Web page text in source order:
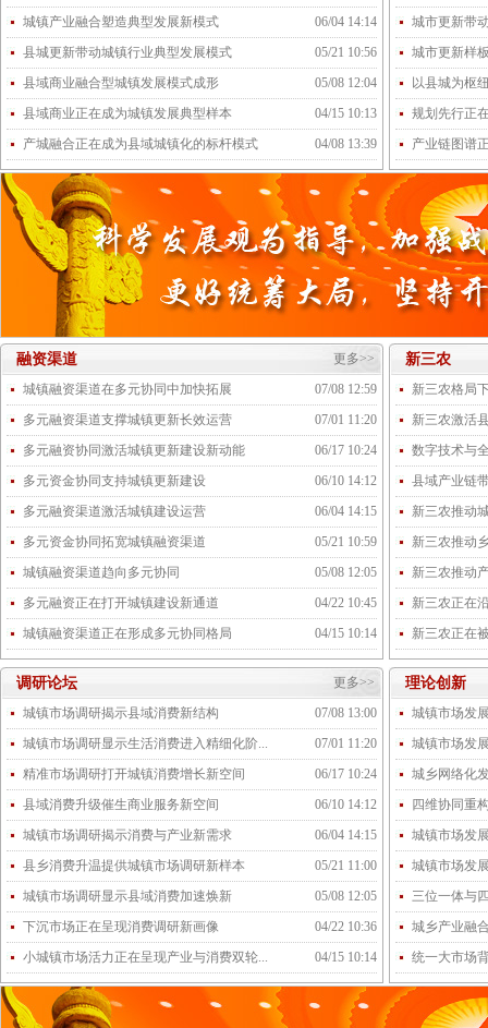
城镇产业融合塑造典型发展新模式
06/04 14:14
县城更新带动城镇行业典型发展模式
05/21 10:56
县域商业融合型城镇发展模式成形
05/08 12:04
县域商业正在成为城镇发展典型样本
04/15 10:13
产城融合正在成为县域城镇化的标杆模式
04/08 13:39
城市更新带
城市更新样
以县城为枢
规划先行正
产业链图谱
融资渠道
更多>>
城镇融资渠道在多元协同中加快拓展
07/08 12:59
多元融资渠道支撑城镇更新长效运营
07/01 11:20
多元融资协同激活城镇更新建设新动能
06/17 10:24
多元资金协同支持城镇更新建设
06/10 14:12
多元融资渠道激活城镇建设运营
06/04 14:15
多元资金协同拓宽城镇融资渠道
05/21 10:59
城镇融资渠道趋向多元协同
05/08 12:05
多元融资正在打开城镇建设新通道
04/22 10:45
城镇融资渠道正在形成多元协同格局
04/15 10:14
新三农
新三农格局
新三农激活
数字技术与
县域产业链
新三农推动
新三农推动
新三农推动
新三农正在
新三农正在
调研论坛
更多>>
城镇市场调研揭示县域消费新结构
07/08 13:00
城镇市场调研显示生活消费进入精细化阶...
07/01 11:20
精准市场调研打开城镇消费增长新空间
06/17 10:24
县域消费升级催生商业服务新空间
06/10 14:12
城镇市场调研揭示消费与产业新需求
06/04 14:15
县乡消费升温提供城镇市场调研新样本
05/21 11:00
城镇市场调研显示县域消费加速焕新
05/08 12:05
下沉市场正在呈现消费调研新画像
04/22 10:36
小城镇市场活力正在呈现产业与消费双轮...
04/15 10:14
理论创新
城镇市场发
城镇市场发
城乡网络化
四维协同重
城镇市场发
城镇市场发
三位一体与
城乡产业融
统一大市场